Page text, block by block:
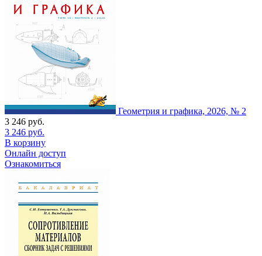
Геометрия и графика, 2026, № 2
3 246 руб.
3 246 руб.
В корзину
Онлайн доступ
Ознакомиться